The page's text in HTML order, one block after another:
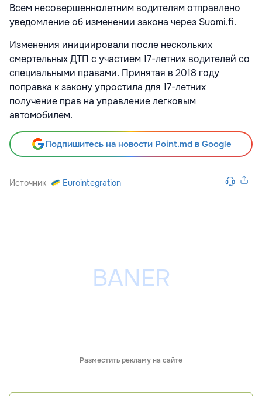
Всем несовершеннолетним водителям отправлено
уведомление об изменении закона через Suomi.fi.
Изменения инициировали после нескольких
смертельных ДТП с участием 17-летних водителей со
специальными правами. Принятая в 2018 году
поправка к закону упростила для 17-летних
получение прав на управление легковым
автомобилем.
Подпишитесь на новости Point.md в Google
Источник Eurointegration
Разместить рекламу на сайте